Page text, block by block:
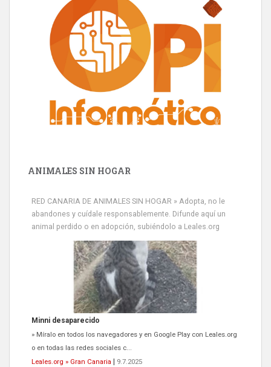
ANIMALES SIN HOGAR
RED CANARIA DE ANIMALES SIN HOGAR » Adopta, no le
abandones y cuídale responsablemente. Difunde aquí un
animal perdido o en adopción, subiéndolo a Leales.org
Minni desaparecido
» Míralo en todos los navegadores y en Google Play con Leales.org
o en todas las redes sociales c...
Leales.org » Gran Canaria
9.7.2025